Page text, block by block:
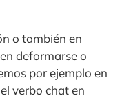
o también en
deformarse o
por ejemplo en
verbo chat en